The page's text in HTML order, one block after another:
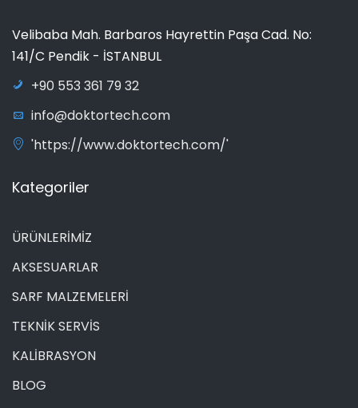
Velibaba Mah. Barbaros Hayrettin Paşa Cad. No:
141/C Pendik - İSTANBUL
+90 553 361 79 32
info@doktortech.com
'https://www.doktortech.com/'
Kategoriler
ÜRÜNLERİMİZ
AKSESUARLAR
SARF MALZEMELERİ
TEKNİK SERVİS
KALİBRASYON
BLOG